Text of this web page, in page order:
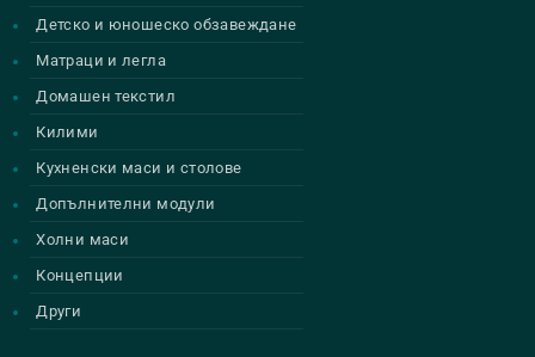
Детско и юношеско обзавеждане
Матраци и легла
Домашен текстил
Килими
Кухненски маси и столове
Допълнителни модули
Холни маси
Концепции
Други